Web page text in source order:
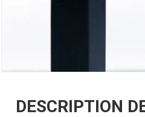
DESCRIPTION